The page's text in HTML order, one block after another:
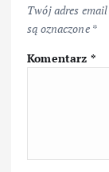
Twój adres
są oznaczone *
Komentarz *